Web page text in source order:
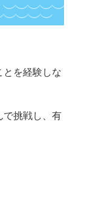
とを経験しな
で挑戦し、有